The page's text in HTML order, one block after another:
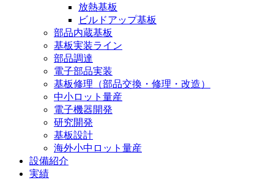
放熱基板
ビルドアップ基板
部品内蔵基板
基板実装ライン
部品調達
電子部品実装
基板修理（部品交換・修理・改造）
中小ロット量産
電子機器開発
研究開発
基板設計
海外小中ロット量産
設備紹介
実績